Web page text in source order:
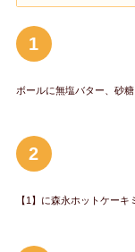
1
ボールに無塩バター、砂
2
【1】に森永ホットケーキ